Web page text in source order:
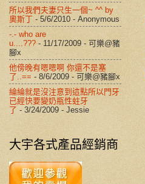
所以我們夫妻只生一個~ ^^ by
奧斯丁 - 5/6/2010 - Anonymous
-.- who are
u....??? - 11/17/2009 - 可樂@豬
腳x
他傍晚有嗯嗯啊 你還不是塞
了..== - 8/6/2009 - 可樂@豬腳x
綸綸就是沒注意到這點所以門牙
已經快要變奶瓶性蛀牙
了 - 3/24/2009 - Jessie
大宇各式產品經銷商